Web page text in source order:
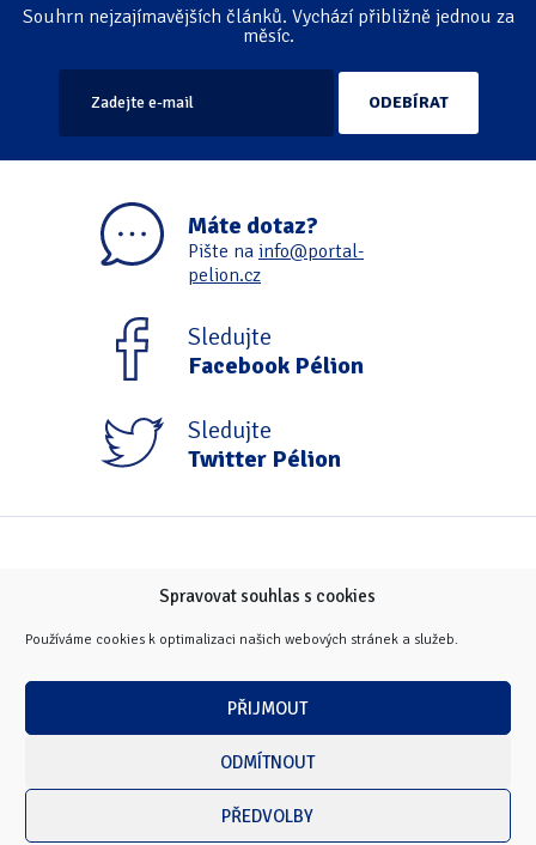
Spravovat souhlas s cookies
Používáme cookies k optimalizaci našich webových stránek a služeb.
PŘIJMOUT
ODMÍTNOUT
PŘEDVOLBY
Souhrn nejzajímavějších článků. Vychází přibližně jednou za
měsíc.
Máte dotaz?
Pište na info@portal-
pelion.cz
Sledujte
Facebook Pélion
Sledujte
Twitter Pélion